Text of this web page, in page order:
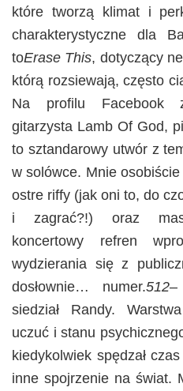
które tworzą klimat i
charakterystyczne dla
toErase This, dotyczący
którą rozsiewają, często
Na profilu Facebook
gitarzysta Lamb Of God,
to sztandarowy utwór z
w solówce. Mnie
ostre riffy (jak oni to, do
i zagrać?!) oraz
koncertowy refren
wydzierania się z
dosłownie… numer.512–
siedział Randy.
uczuć i stanu
kiedykolwiek spędzał
inne spojrzenie na świat.